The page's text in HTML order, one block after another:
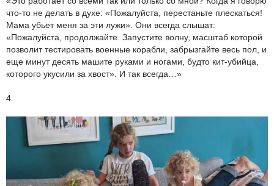
что-то не делать в духе: «Пожалуйста, перестаньте плескаться!
Мама убьет меня за эти лужи». Они всегда слышат:
«Пожалуйста, продолжайте. Запустите волну, масштаб которой
позволит тестировать военные корабли, забрызгайте весь пол, и
еще минут десять машите руками и ногами, будто кит-убийца,
которого укусили за хвост». И так всегда…»
4.